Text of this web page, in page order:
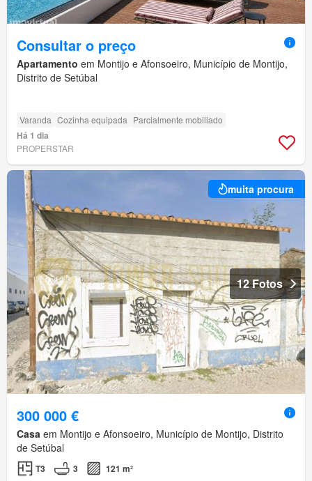
Consultar o preço
Apartamento em Montijo e Afonsoeiro, Município de Montijo,
Distrito de Setúbal
Varanda Cozinha equipada Parcialmente mobiliado
Há 1 dia
PROPERSTAR
muita procura
12 Fotos
300 000 €
Casa em Montijo e Afonsoeiro, Município de Montijo, Distrito
de Setúbal
T3 3 121 m²